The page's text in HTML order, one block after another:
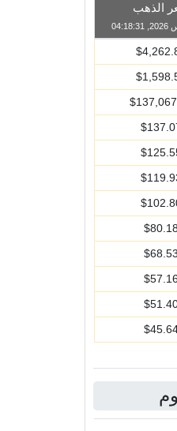
الذهب
$
$
$
$
$
$
$
$80.18
$68.53
$57.16
$
$